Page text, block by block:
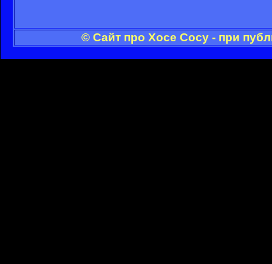
© Сайт про Хосе Сосу - при